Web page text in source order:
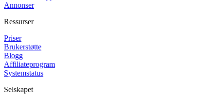
Annonser
Ressurser
Priser
Brukerstøtte
Blogg
Affiliateprogram
Systemstatus
Selskapet